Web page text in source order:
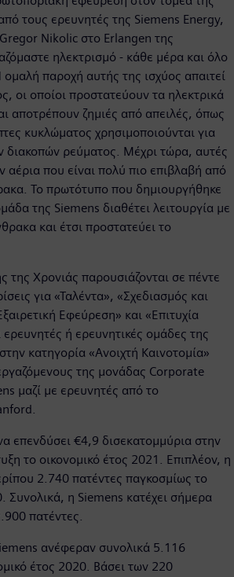
τους ερευνητές της Siemens Energy,
Nikolic στο Erlangen της
ηλεκτρισμό - κάθε μέρα και όλο
παροχή αυτής της ισχύος απαιτεί
οι οποίοι προστατεύουν τα ηλεκτρικά
αποτρέπουν ζημιές από απειλές, όπως
κυκλώματος χρησιμοποιούνται για
διακοπών ρεύματος. Μέχρι τώρα, αυτές
αέρια που είναι πολύ πιο επιβλαβή από
Το πρωτότυπο που δημιουργήθηκε
της Siemens διαθέτει λειτουργία με
και έτσι προστατεύει το
της Χρονιάς παρουσιάζονται σε πέντε
για «Ταλέντα», «Σχεδιασμός και
Εφεύρεση» και «Επιτυχία
ή ερευνητικές ομάδες της
κατηγορία «Ανοιχτή Καινοτομία»
της μονάδας Corporate
μαζί με ερευνητές από το
επενδύσει €4,9 δισεκατομμύρια στην
το οικονομικό έτος 2021. Επιπλέον, η
2.740 πατέντες παγκοσμίως το
Συνολικά, η Siemens κατέχει σήμερα
πατέντες.
ανέφεραν συνολικά 5.116
έτος 2020. Βάσει των 220